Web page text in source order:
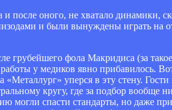
после оного, не хватало динамики,
и были вынуждены играть на
грубейшего фола Макридиса (за
работы у медиков явно прибавилось.
«Металлург» уперся в эту стену.
кругу, где за подбор вообще
могли спасти стандарты, но даже при